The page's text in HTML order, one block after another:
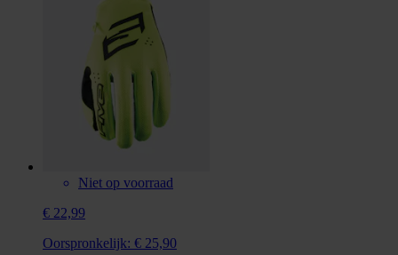
Niet op voorraad
€ 22,99
Oorspronkelijk: € 25,90